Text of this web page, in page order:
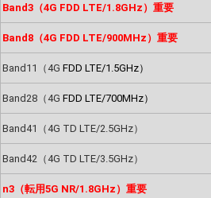
Band3（4G FDD LTE/1.8GHz）重要
Band8（4G FDD LTE/900MHz）重要
Band11（4G FDD LTE/1.5GHz）
Band28（4G FDD LTE/700MHz）
Band41（4G TD LTE/2.5GHz）
Band42（4G TD LTE/3.5GHz）
n3（転用5G NR/1.8GHz）重要